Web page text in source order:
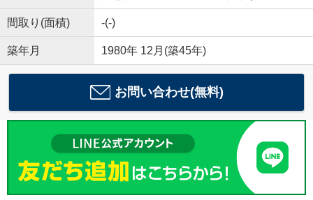
間取り(面積) -(-)
築年月 1980年 12月(築45年)
お問い合わせ(無料)